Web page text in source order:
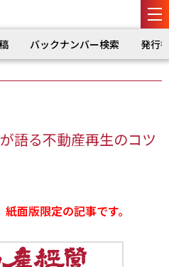
バックナンバー検索 発行
語る不動産再生のコツ
面版限定の記事です。